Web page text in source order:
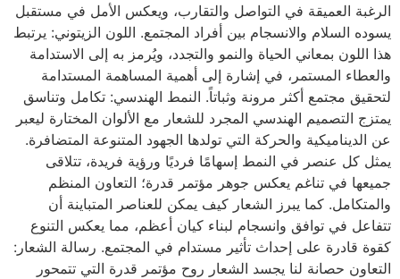
الرغبة العميقة في التواصل والتقارب، ويعكس الأمل في مستقبل
يسوده السلام والانسجام بين أفراد المجتمع. اللون الزيتوني: يرتبط
هذا اللون بمعاني الحياة والنمو والتجدد، ويُرمز به إلى الاستدامة
والعطاء المستمر، في إشارة إلى أهمية المساهمة المستدامة
لتحقيق مجتمع أكثر مرونة وثباتاً. النمط الهندسي: تكامل وتناسق
يمتزج التصميم الهندسي المجرد للشعار مع الألوان المختارة ليعبر
عن الديناميكية والحركة التي تولدها الجهود المتنوعة المتضافرة.
يمثل كل عنصر في النمط إسهامًا فرديًا ورؤية فريدة، تتلاقى
جميعها في تناغم يعكس جوهر مؤتمر قدرة؛ التعاون المنظم
والمتكامل. كما يبرز الشعار كيف يمكن للعناصر المتباينة أن
تتفاعل في توافق وانسجام لبناء كيان أعظم، مما يعكس التنوع
كقوة قادرة على إحداث تأثير مستدام في المجتمع. رسالة الشعار:
التعاون حصانة لنا يجسد الشعار روح مؤتمر قدرة التي تتمحور